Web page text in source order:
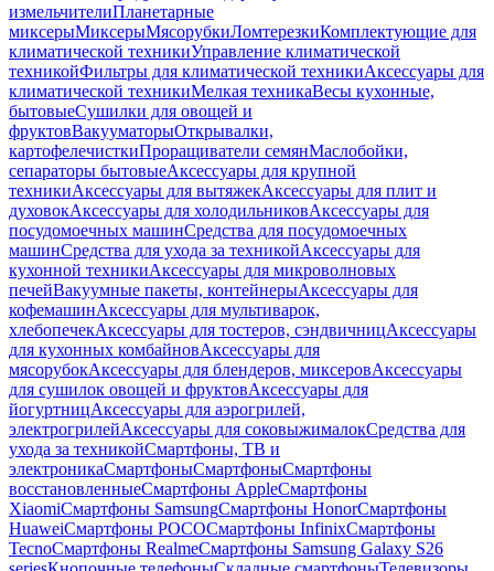
измельчителиПланетарные
миксерыМиксерыМясорубкиЛомтерезкиКомплектующие для
климатической техникиУправление климатической
техникойФильтры для климатической техникиАксессуары для
климатической техникиМелкая техникаВесы кухонные,
бытовыеСушилки для овощей и
фруктовВакууматорыОткрывалки,
картофелечисткиПроращиватели семянМаслобойки,
сепараторы бытовыеАксессуары для крупной
техникиАксессуары для вытяжекАксессуары для плит и
духовокАксессуары для холодильниковАксессуары для
посудомоечных машинСредства для посудомоечных
машинСредства для ухода за техникойАксессуары для
кухонной техникиАксессуары для микроволновых
печейВакуумные пакеты, контейнерыАксессуары для
кофемашинАксессуары для мультиварок,
хлебопечекАксессуары для тостеров, сэндвичницАксессуары
для кухонных комбайновАксессуары для
мясорубокАксессуары для блендеров, миксеровАксессуары
для сушилок овощей и фруктовАксессуары для
йогуртницАксессуары для аэрогрилей,
электрогрилейАксессуары для соковыжималокСредства для
ухода за техникойСмартфоны, ТВ и
электроникаСмартфоныСмартфоныСмартфоны
восстановленныеСмартфоны AppleСмартфоны
XiaomiСмартфоны SamsungСмартфоны HonorСмартфоны
HuaweiСмартфоны POCOСмартфоны InfinixСмартфоны
TecnoСмартфоны RealmeСмартфоны Samsung Galaxy S26